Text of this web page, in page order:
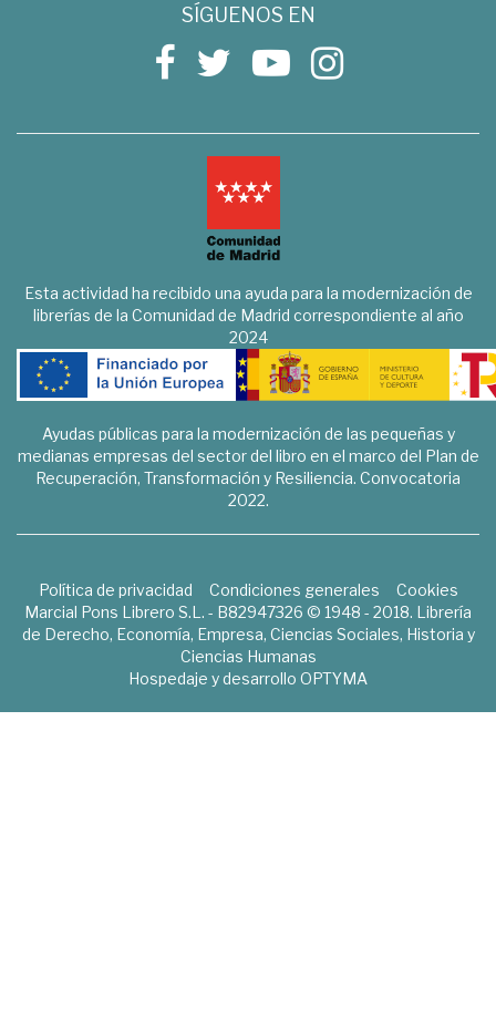
SÍGUENOS EN
Esta actividad ha recibido una ayuda para la modernización de
librerías de la Comunidad de Madrid correspondiente al año
2024
Ayudas públicas para la modernización de las pequeñas y
medianas empresas del sector del libro en el marco del Plan de
Recuperación, Transformación y Resiliencia. Convocatoria
2022.
Política de privacidad Condiciones generales
Cookies
Marcial Pons Librero S.L. - B82947326 © 1948 - 2018. Librería
de Derecho, Economía, Empresa, Ciencias Sociales, Historia y
Ciencias Humanas
Hospedaje y desarrollo OPTYMA